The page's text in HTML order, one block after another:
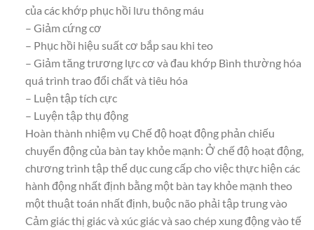
của các khớp phục hồi lưu thông máu
– Giảm cứng cơ
– Phục hồi hiệu suất cơ bắp sau khi teo
– Giảm tăng trương lực cơ và đau khớp Bình thường hóa
quá trình trao đổi chất và tiêu hóa
– Luện tập tích cực
– Luyện tập thụ động
Hoàn thành nhiệm vụ Chế độ hoạt động phản chiếu
chuyển động của bàn tay khỏe mạnh: Ở chế độ hoạt động,
chương trình tập thể dục cung cấp cho việc thực hiện các
hành động nhất định bằng một bàn tay khỏe mạnh theo
một thuật toán nhất định, buộc não phải tập trung vào
Cảm giác thị giác và xúc giác và sao chép xung động vào tế